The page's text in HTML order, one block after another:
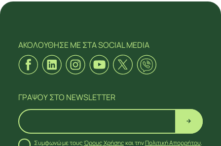
ΑΚΟΛΟΥΘΗΣΕ ΜΕΣΤΑ SOCIAL MEDIA
ΓΡΑΨΟΥΣΤΟ NEWSLETTER
Συμφωνώ με τουςΌρους Χρήσηςκαι τηνΠολιτική Απορρήτου.